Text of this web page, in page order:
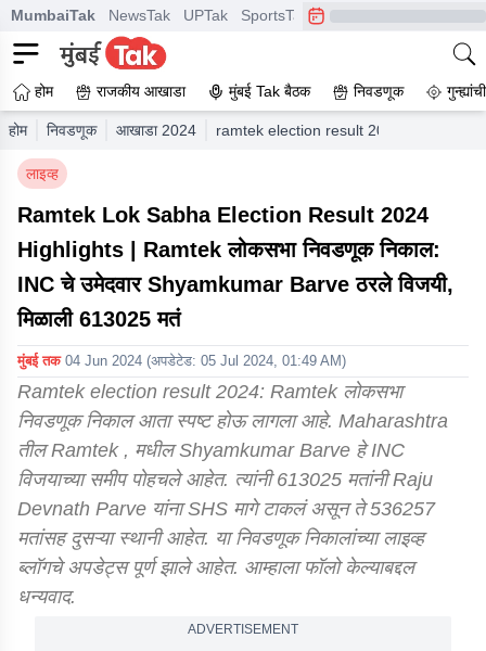
MumbaiTak NewsTak UPTak SportsTak CrimeTak
होम राजकीय आखाडा मुंबई Tak बैठक निवडणूक
होम निवडणूक आखाडा 2024 ramtek election result 2024 winner
लाइव्ह
Ramtek Lok Sabha Election Result 2024
Highlights | Ramtek लोकसभा निवडणूक निकाल:
INC चे उमेदवार Shyamkumar Barve ठरले विजयी,
मिळाली 613025 मतं
मुंबई तक 04 Jun 2024 (अपडेटेड: 05 Jul 2024, 01:49 AM)
Ramtek election result 2024: Ramtek लोकसभा
निवडणूक निकाल आता स्पष्ट होऊ लागला आहे. Maharashtra
तील Ramtek , मधील Shyamkumar Barve हे INC
विजयाच्या समीप पोहचले आहेत. त्यांनी 613025 मतांनी Raju
Devnath Parve यांना SHS मागे टाकलं असून ते 536257
मतांसह दुसऱ्या स्थानी आहेत. या निवडणूक निकालांच्या लाइव्ह
ब्लॉगचे अपडेट्स पूर्ण झाले आहेत. आम्हाला फॉलो केल्याबद्दल
धन्यवाद.
ADVERTISEMENT